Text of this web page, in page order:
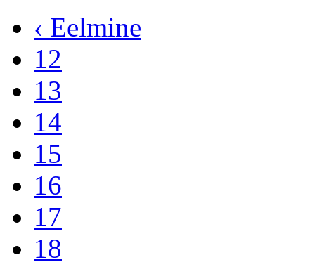
‹ Eelmine
12
13
14
15
16
17
18